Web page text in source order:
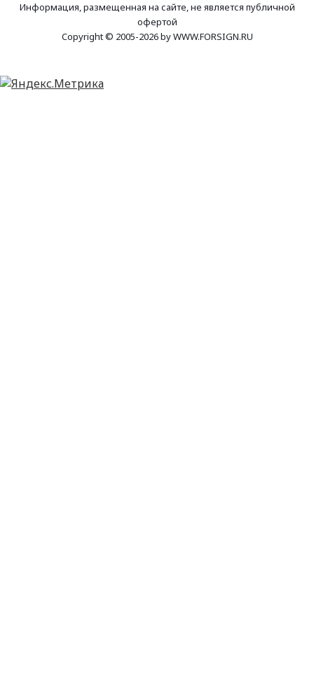
Информация, размещенная на сайте, не является публичной
офертой
Copyright © 2005-2026 by WWW.FORSIGN.RU